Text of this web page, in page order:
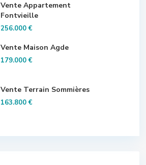
Vente Appartement
Fontvieille
256.000 €
Vente Maison Agde
179.000 €
Vente Terrain Sommières
163.800 €